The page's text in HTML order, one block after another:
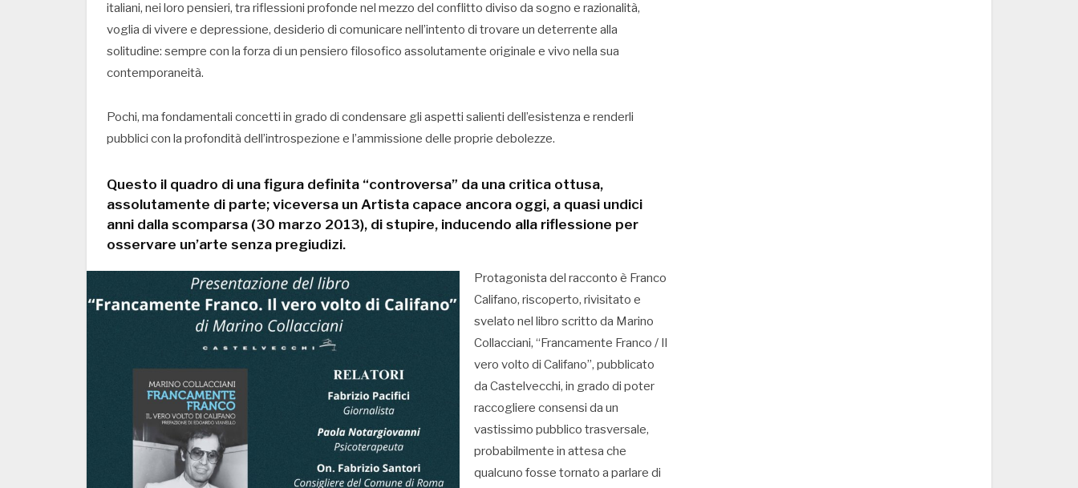
italiani, nei loro pensieri, tra riflessioni profonde nel mezzo del conflitto diviso da sogno e razionalità,
voglia di vivere e depressione, desiderio di comunicare nell’intento di trovare un deterrente alla
solitudine: sempre con la forza di un pensiero filosofico assolutamente originale e vivo nella sua
contemporaneità.
Pochi, ma fondamentali concetti in grado di condensare gli aspetti salienti dell’esistenza e renderli
pubblici con la profondità dell’introspezione e l’ammissione delle proprie debolezze.
Questo il quadro di una figura definita “controversa” da una critica ottusa,
assolutamente di parte; viceversa un Artista capace ancora oggi, a quasi undici
anni dalla scomparsa (30 marzo 2013), di stupire, inducendo alla riflessione per
osservare un’arte senza pregiudizi.
Protagonista del racconto è Franco
Califano, riscoperto, rivisitato e
svelato nel libro scritto da Marino
Collacciani, “Francamente Franco / Il
vero volto di Califano”, pubblicato
da Castelvecchi, in grado di poter
raccogliere consensi da un
vastissimo pubblico trasversale,
probabilmente in attesa che
qualcuno fosse tornato a parlare di